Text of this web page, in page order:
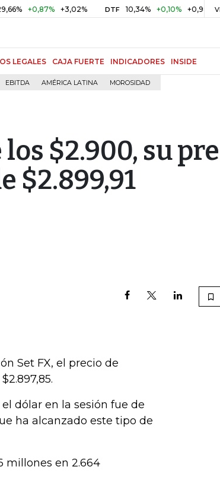
+0,87% +3,02% DTF 10,34% +0,10% +0,98%
LEGALES CAJA FUERTE INDICADORES INSIDE
EBITDA AMÉRICA LATINA MOROSIDAD
$2.900, su
$2.899,91
Set FX, el precio de
dólar en la sesión fue de
ha alcanzado este tipo de
millones en 2.664